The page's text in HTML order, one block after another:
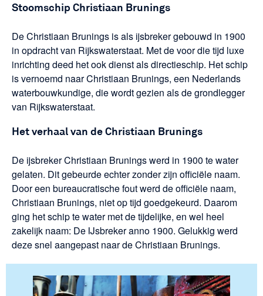
Stoomschip Christiaan Brunings
De Christiaan Brunings is als ijsbreker gebouwd in 1900
in opdracht van Rijkswaterstaat. Met de voor die tijd luxe
inrichting deed het ook dienst als directieschip. Het schip
is vernoemd naar Christiaan Brunings, een Nederlands
waterbouwkundige, die wordt gezien als de grondlegger
van Rijkswaterstaat.
Het verhaal van de Christiaan Brunings
De ijsbreker Christiaan Brunings werd in 1900 te water
gelaten. Dit gebeurde echter zonder zijn officiële naam.
Door een bureaucratische fout werd de officiële naam,
Christiaan Brunings, niet op tijd goedgekeurd. Daarom
ging het schip te water met de tijdelijke, en wel heel
zakelijk naam: De IJsbreker anno 1900. Gelukkig werd
deze snel aangepast naar de Christiaan Brunings.